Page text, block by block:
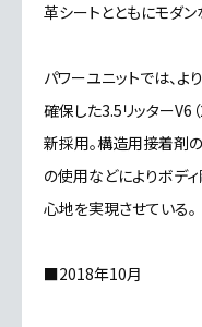
革シートとともにモダ
パワーユニットでは、
確保した3.5リッターV6
新採用。構造用接着剤
の使用などによりボデ
心地を実現させている。
■2018年10月